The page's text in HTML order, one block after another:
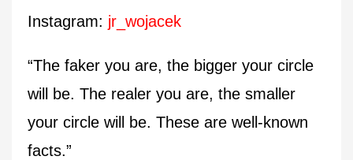
Instagram: jr_wojacek
“The faker you are, the bigger your circle
will be. The realer you are, the smaller
your circle will be. These are well-known
facts.”